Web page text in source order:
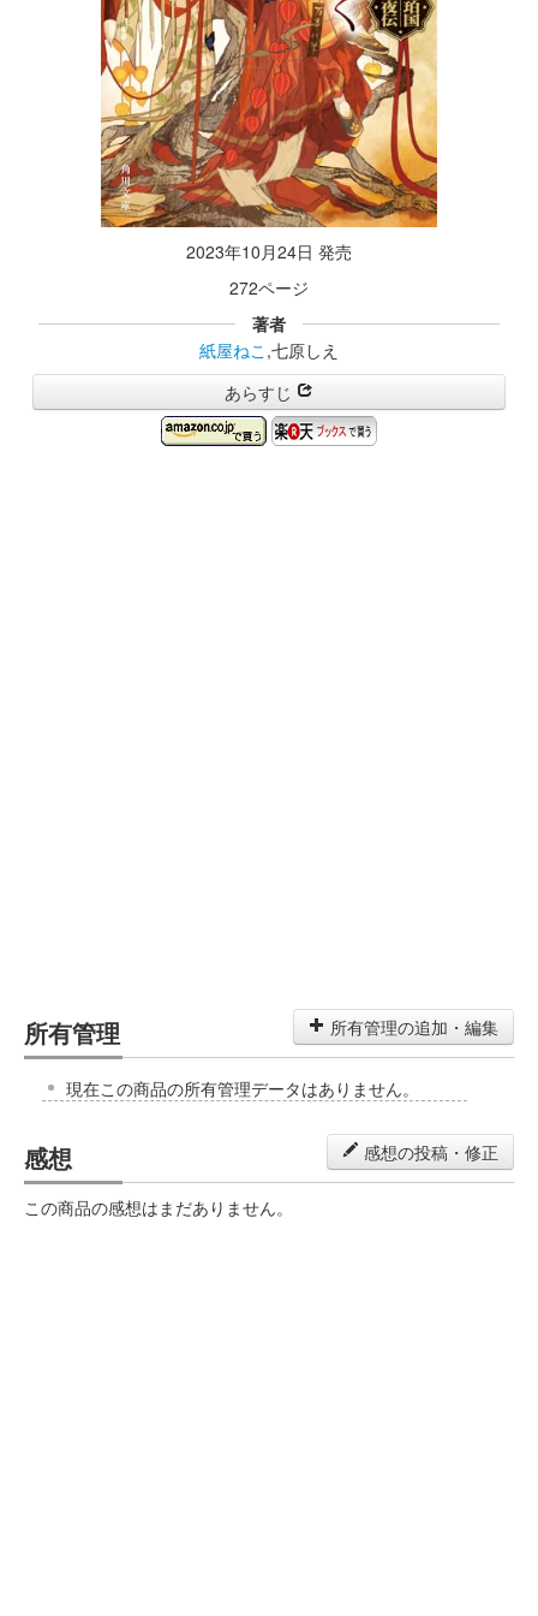
2023年10月24日 発売
272ページ
著者
紙屋ねこ ,七原しえ
あらすじ
所有管理 所有管理の追加・編集
現在この商品の所有管理データはありません。
感想 感想の投稿・修正
この商品の感想はまだありません。